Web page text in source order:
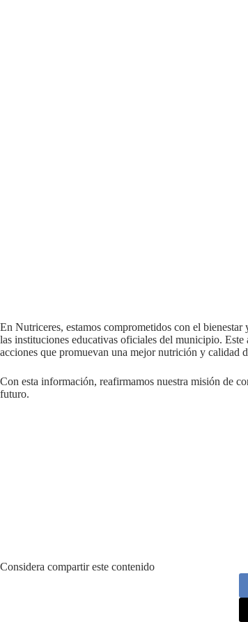
En Nutriceres, estamos comprometidos con el
las instituciones educativas oficiales del municipio.
acciones que promuevan una mejor nutrición y calidad
Con esta información, reafirmamos nuestra misión de
futuro.
Considera compartir este contenido